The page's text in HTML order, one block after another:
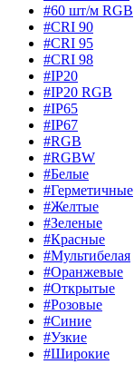
#60 шт/м RGB
#CRI 90
#CRI 95
#CRI 98
#IP20
#IP20 RGB
#IP65
#IP67
#RGB
#RGBW
#Белые
#Герметичные
#Желтые
#Зеленые
#Красные
#Мультибелая
#Оранжевые
#Открытые
#Розовые
#Синие
#Узкие
#Широкие